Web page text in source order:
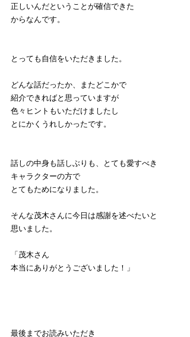
正しいんだということが確信できた
からなんです。
とっても自信をいただきました。
どんな話だったか、またどこかで
紹介できればと思っていますが
色々ヒントもいただけましたし
とにかくうれしかったです。
話しの中身も話しぶりも、とても愛すべき
キャラクターの方で
とてもためになりました。
そんな茂木さんに今日は感謝を述べたいと
思いました。
「茂木さん
本当にありがとうございました！」
最後までお読みいただき